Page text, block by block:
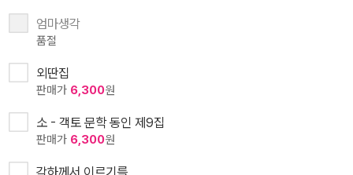
엄마생각
품절
외딴집
판매가 6,300원
소 - 객토 문학 동인 제9집
판매가 6,300원